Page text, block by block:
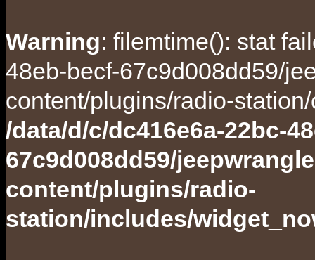
Warning: filemtime(): stat
48eb-becf-67c9d008dd59/
content/plugins/radio-
/data/d/c/dc416e6a-22bc-
67c9d008dd59/
content/plugins/radio-
station/includes/